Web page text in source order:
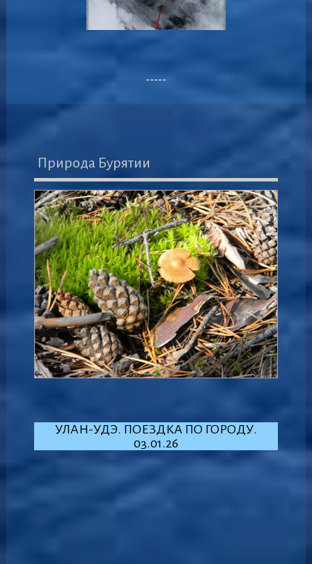
-----
Природа Бурятии
УЛАН-УДЭ. ПОЕЗДКА ПО ГОРОДУ.
03.01.26